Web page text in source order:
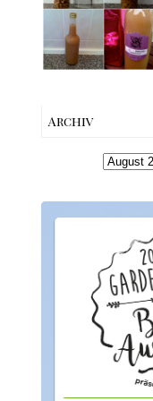
machen –
einfaches
Rezept &
Geschenkidee
Archiv